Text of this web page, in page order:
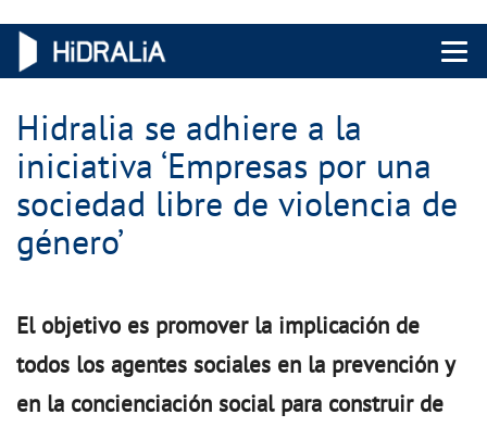
Menu
Hidralia se adhiere a la
iniciativa ‘Empresas por una
sociedad libre de violencia de
género’
El objetivo es promover la implicación de
todos los agentes sociales en la prevención y
en la concienciación social para construir de